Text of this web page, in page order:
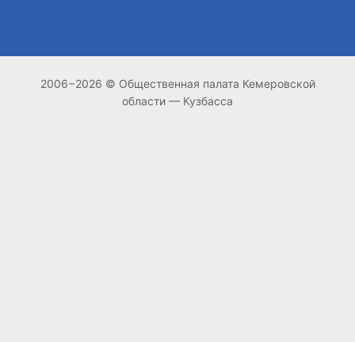
2006−2026 © Общественная палата Кемеровской
области — Кузбасса